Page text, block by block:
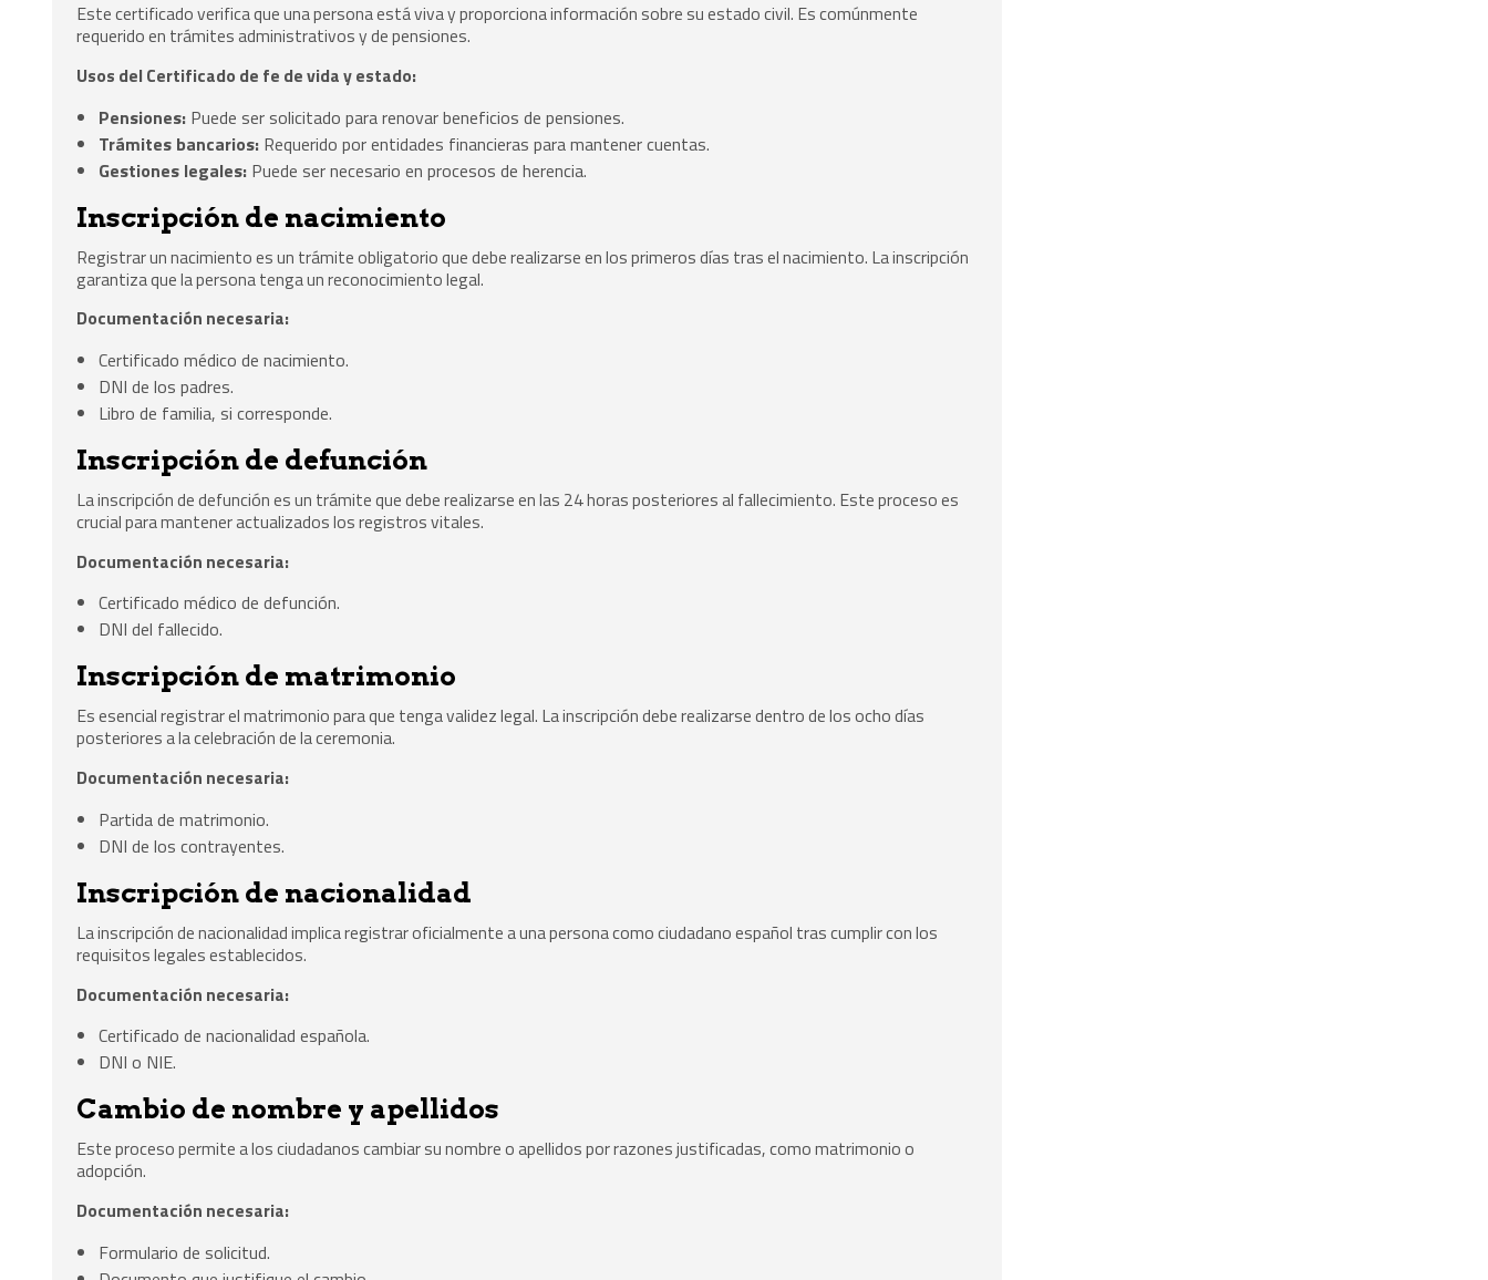
Este certificado verifica que una persona está viva y proporciona información sobre su estado civil. Es comúnmente
requerido en trámites administrativos y de pensiones.
Usos del Certificado de fe de vida y estado:
Pensiones: Puede ser solicitado para renovar beneficios de pensiones.
Trámites bancarios: Requerido por entidades financieras para mantener cuentas.
Gestiones legales: Puede ser necesario en procesos de herencia.
Inscripción de nacimiento
Registrar un nacimiento es un trámite obligatorio que debe realizarse en los primeros días tras el nacimiento. La inscripción
garantiza que la persona tenga un reconocimiento legal.
Documentación necesaria:
Certificado médico de nacimiento.
DNI de los padres.
Libro de familia, si corresponde.
Inscripción de defunción
La inscripción de defunción es un trámite que debe realizarse en las 24 horas posteriores al fallecimiento. Este proceso es
crucial para mantener actualizados los registros vitales.
Documentación necesaria:
Certificado médico de defunción.
DNI del fallecido.
Inscripción de matrimonio
Es esencial registrar el matrimonio para que tenga validez legal. La inscripción debe realizarse dentro de los ocho días
posteriores a la celebración de la ceremonia.
Documentación necesaria:
Partida de matrimonio.
DNI de los contrayentes.
Inscripción de nacionalidad
La inscripción de nacionalidad implica registrar oficialmente a una persona como ciudadano español tras cumplir con los
requisitos legales establecidos.
Documentación necesaria:
Certificado de nacionalidad española.
DNI o NIE.
Cambio de nombre y apellidos
Este proceso permite a los ciudadanos cambiar su nombre o apellidos por razones justificadas, como matrimonio o
adopción.
Documentación necesaria:
Formulario de solicitud.